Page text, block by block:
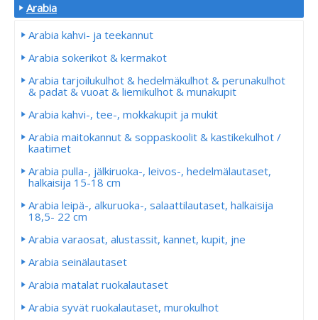
Arabia
Arabia kahvi- ja teekannut
Arabia sokerikot & kermakot
Arabia tarjoilukulhot & hedelmäkulhot & perunakulhot
& padat & vuoat & liemikulhot & munakupit
Arabia kahvi-, tee-, mokkakupit ja mukit
Arabia maitokannut & soppaskoolit & kastikekulhot /
kaatimet
Arabia pulla-, jälkiruoka-, leivos-, hedelmälautaset,
halkaisija 15-18 cm
Arabia leipä-, alkuruoka-, salaattilautaset, halkaisija
18,5- 22 cm
Arabia varaosat, alustassit, kannet, kupit, jne
Arabia seinälautaset
Arabia matalat ruokalautaset
Arabia syvät ruokalautaset, murokulhot